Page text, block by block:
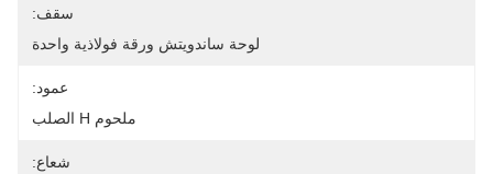
سقف:
لوحة ساندويتش ورقة فولاذية واحدة
عمود:
ملحوم H الصلب
شعاع: